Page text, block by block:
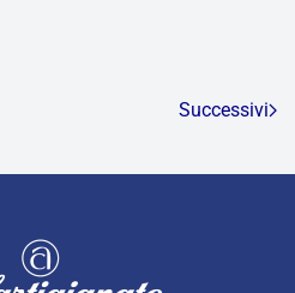
Successivi